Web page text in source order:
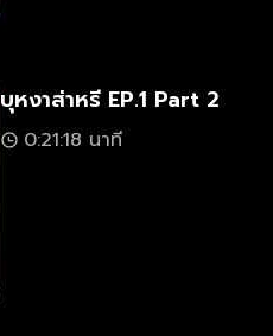
บุหงาส่าหรี EP.1 Part 2
0:21:18 นาที